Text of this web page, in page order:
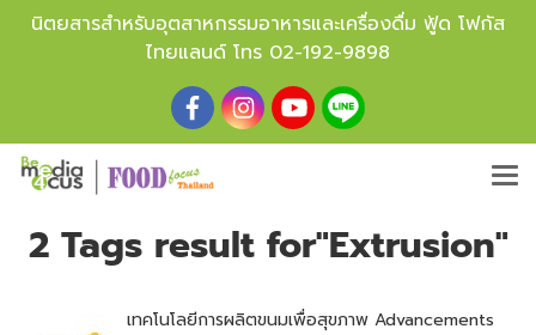
นิตยสารสำหรับอุตสาหกรรมอาหารและเครื่องดื่ม ฟู้ด โฟกัส
ไทยแลนด์ โทร 02-192-9898
2 Tags result for"Extrusion"
เทคโนโลยีการผลิตขนมเพื่อสุขภาพ Advancements